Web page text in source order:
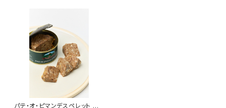
パテ・オ・ピマンデスペレット ＜